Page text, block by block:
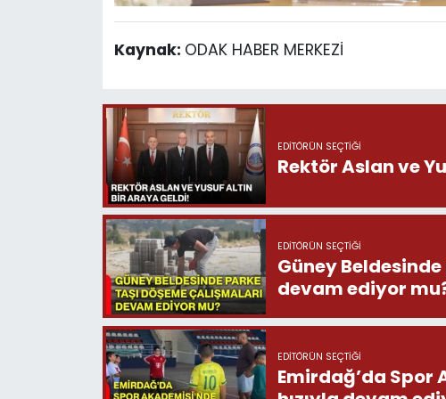
Kaynak: ODAK HABER MERKEZİ
EDITÖRÜN SEÇTIĞI
Rektör Aslan ve
EDITÖRÜN SEÇTIĞI
Güney
devam ediyor
EDITÖRÜN SEÇTIĞI
Emirdağ’da Spor